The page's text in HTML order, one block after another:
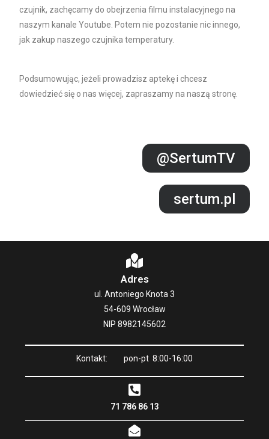
czujnik, zachęcamy do obejrzenia filmu instalacyjnego na
naszym kanale Youtube. Potem nie pozostanie nic innego,
jak zakup naszego czujnika temperatury.
Podsumowując, jeżeli prowadzisz aptekę i chcesz
dowiedzieć się o nas więcej, zapraszamy na naszą stronę.
@SertumTV
sertum.pl
Adres
ul. Antoniego Knota 3
54-609 Wrocław
NIP 8982145602
Kontakt: pon-pt 8:00-16:00
71 786 86 13